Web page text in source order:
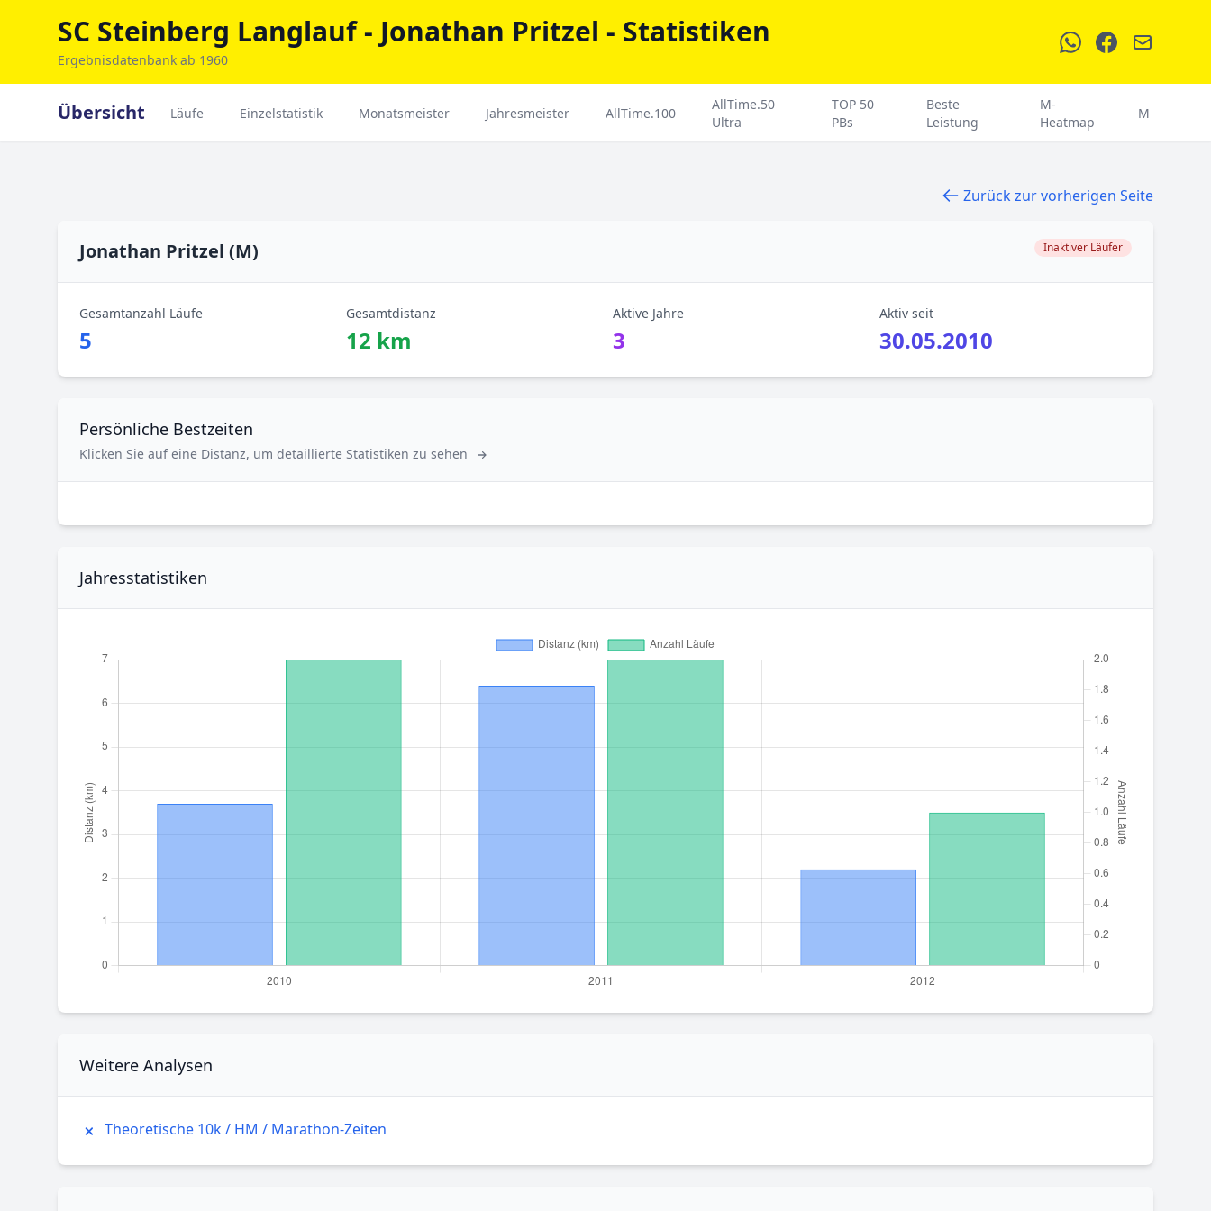
SC Steinberg Langlauf - Jonathan Pritzel - Statistiken
Ergebnisdatenbank ab 1960
Übersicht Läufe Einzelstatistik Monatsmeister Jahresmeister AllTime.100
AllTime.50
Ultra
TOP 50
PBs
Beste
Leistung
M-
Heatmap
M
Zurück zur vorherigen Seite
Jonathan Pritzel (M) Inaktiver Läufer
Gesamtanzahl Läufe
5
Gesamtdistanz
12 km
Aktive Jahre
3
Aktiv seit
30.05.2010
Persönliche Bestzeiten
Klicken Sie auf eine Distanz, um detaillierte Statistiken zu sehen
Jahresstatistiken
Weitere Analysen
Theoretische 10k / HM / Marathon-Zeiten